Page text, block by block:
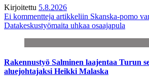
Kirjoitettu 5.8.2026
Ei kommentteja artikkeliin Skanska-pomo
Datakeskustyömaita uhkaa osaajapula
Rakennustyö Salminen laajentaa Turun
aluejohtajaksi Heikki Malaska